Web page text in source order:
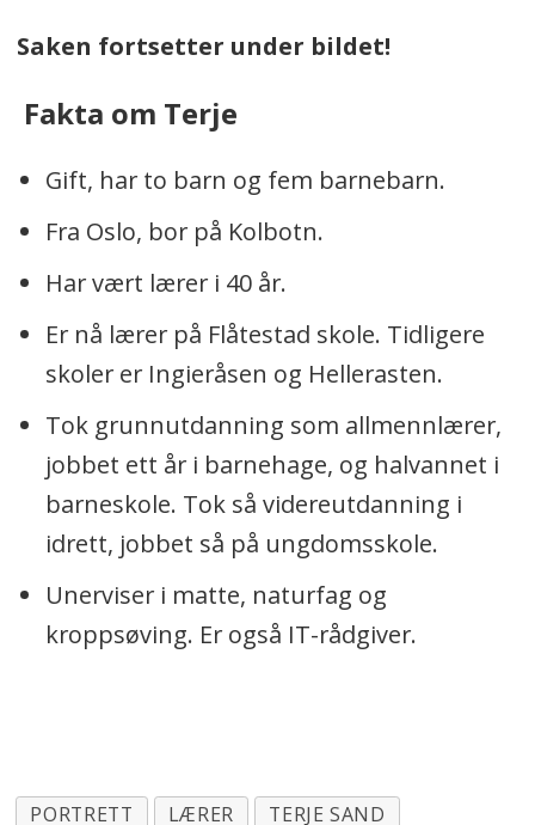
Saken fortsetter under bildet!
Fakta om Terje
Gift, har to barn og fem barnebarn.
Fra Oslo, bor på Kolbotn.
Har vært lærer i 40 år.
Er nå lærer på Flåtestad skole. Tidligere
skoler er Ingieråsen og Hellerasten.
Tok grunnutdanning som allmennlærer,
jobbet ett år i barnehage, og halvannet i
barneskole. Tok så videreutdanning i
idrett, jobbet så på ungdomsskole.
Unerviser i matte, naturfag og
kroppsøving. Er også IT-rådgiver.
PORTRETT LÆRER TERJE SAND